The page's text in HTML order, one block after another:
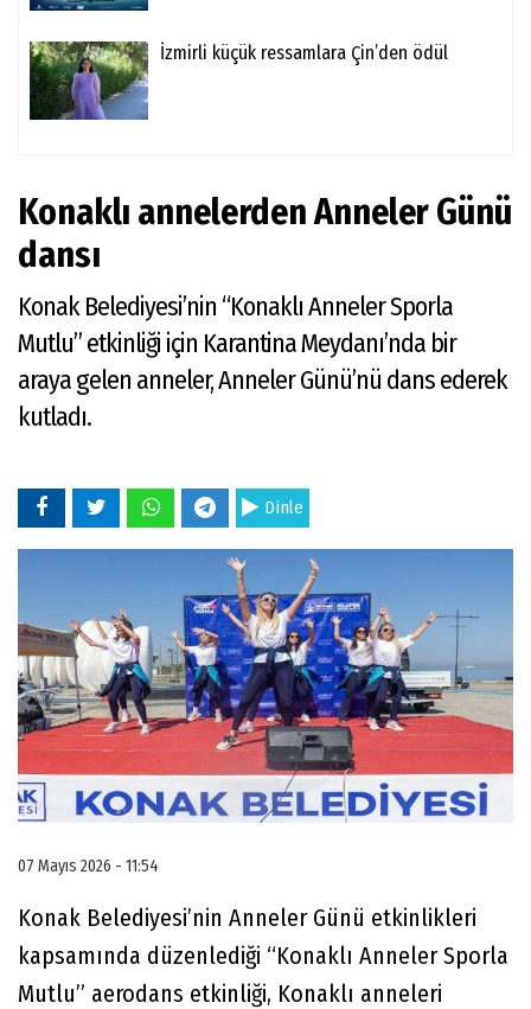
İzmirli küçük ressamlara Çin’den ödül
Konaklı annelerden Anneler Günü
dansı
Konak Belediyesi’nin “Konaklı Anneler Sporla
Mutlu” etkinliği için Karantina Meydanı’nda bir
araya gelen anneler, Anneler Günü’nü dans ederek
kutladı.
Dinle
07 Mayıs 2026 - 11:54
Konak Belediyesi’nin Anneler Günü etkinlikleri
kapsamında düzenlediği “Konaklı Anneler Sporla
Mutlu” aerodans etkinliği, Konaklı anneleri